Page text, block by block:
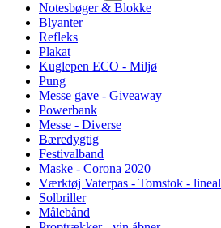
Notesbøger & Blokke
Blyanter
Refleks
Plakat
Kuglepen ECO - Miljø
Pung
Messe gave - Giveaway
Powerbank
Messe - Diverse
Bæredygtig
Festivalband
Maske - Corona 2020
Værktøj Vaterpas - Tomstok - lineal
Solbriller
Målebånd